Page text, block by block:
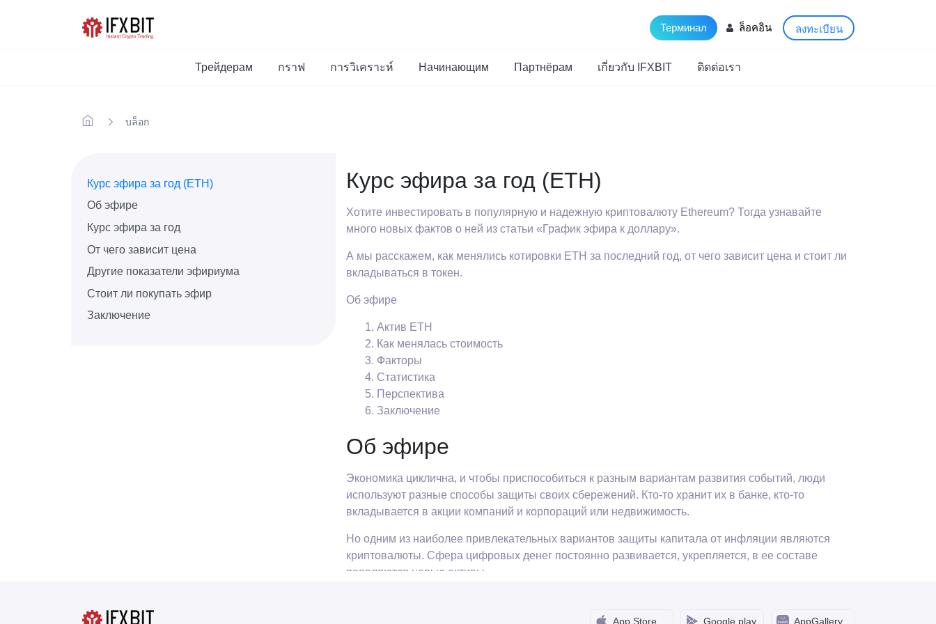
Терминал ล็อคอิน ลงทะเบียน
Трейдерам กราฟ การวิเคราะห์ Начинающим Партнёрам เกี่ยวกับ IFXBIT ติดต่อเรา
บล็อก
Курс эфира за год (ETH)
Об эфире
Курс эфира за год
От чего зависит цена
Другие показатели эфириума
Стоит ли покупать эфир
Заключение
Курс эфира за год (ETH)
Хотите инвестировать в популярную и надежную криптовалюту Ethereum? Тогда узнавайте
много новых фактов о ней из статьи «График эфира к доллару».
А мы расскажем, как менялись котировки ETH за последний год, от чего зависит цена и стоит ли
вкладываться в токен.
Об эфире
Актив ETH
Как менялась стоимость
Факторы
Статистика
Перспектива
Заключение
Об эфире
Экономика циклична, и чтобы приспособиться к разным вариантам развития событий, люди
используют разные способы защиты своих сбережений. Кто-то хранит их в банке, кто-то
вкладывается в акции компаний и корпораций или недвижимость.
Но одним из наиболее привлекательных вариантов защиты капитала от инфляции являются
криптовалюты. Сфера цифровых денег постоянно развивается, укрепляется, в ее составе
появляются новые активы.
App Store Google play AppGallery